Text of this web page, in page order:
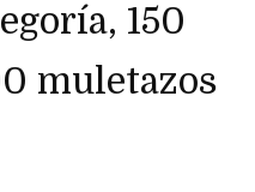
150
muletazos